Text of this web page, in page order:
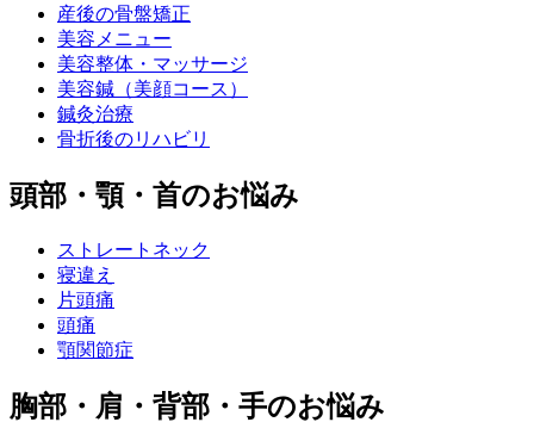
産後の骨盤矯正
美容メニュー
美容整体・マッサージ
美容鍼（美顔コース）
鍼灸治療
骨折後のリハビリ
頭部・顎・首のお悩み
ストレートネック
寝違え
片頭痛
頭痛
顎関節症
胸部・肩・背部・手のお悩み